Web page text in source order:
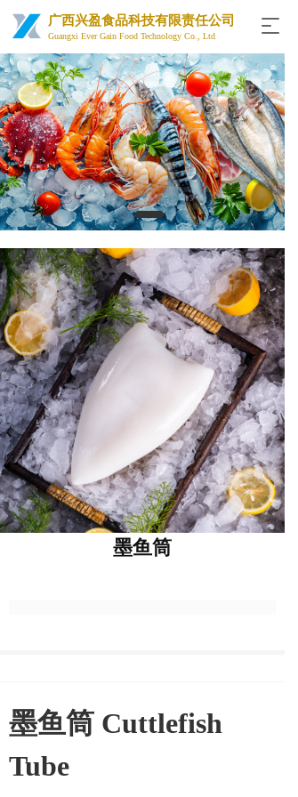
T
g
g
l
e
n
a
v
i
g
a
i
o
n
广西兴盈食品科技有限责任公司
Guangxi Ever Gain Food Technology Co., Ltd
墨鱼筒
墨鱼筒 Cuttlefish
Tube